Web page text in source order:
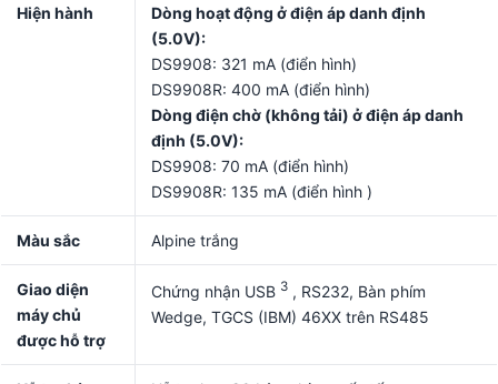
Hiện hành
Dòng hoạt động ở điện áp danh định
(5.0V):
DS9908: 321 mA (điển hình)
DS9908R: 400 mA (điển hình)
Dòng điện chờ (không tải) ở điện áp danh
định (5.0V):
DS9908: 70 mA (điển hình)
DS9908R: 135 mA (điển hình )
Màu sắc Alpine trắng
Giao diện
máy chủ
được hỗ trợ
Chứng nhận USB 3 , RS232, Bàn phím
Wedge, TGCS (IBM) 46XX trên RS485